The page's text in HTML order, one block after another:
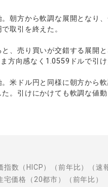
朝方から軟調な展開となり
取引を終えた。
、売り買いが交錯する展開
方向感なく1.0559ドルで引け
米ドル円と同様に朝方から
。引けにかけても軟調な値
数（HICP）（前年比）（速
価格（20都市）（前年比）